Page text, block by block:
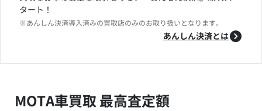
タート！
※あんしん決済導入済みの買取店のみのお取り扱いとなります。
あんしん決済とは
MOTA車買取 最高査定額